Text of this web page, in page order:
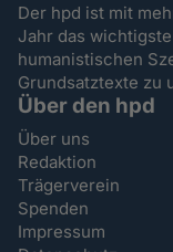
Der hpd ist mit
Jahr das
humanistischen
Grundsatztexte zu
Über den hpd
Über uns
Redaktion
Trägerverein
Spenden
Impressum